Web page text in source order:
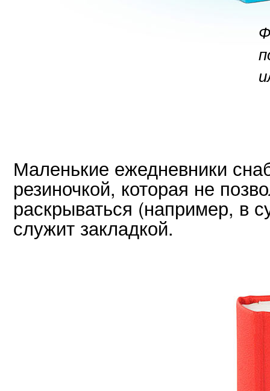
Маленькие ежедневники
резиночкой, которая не
раскрываться (например, в
служит закладкой.